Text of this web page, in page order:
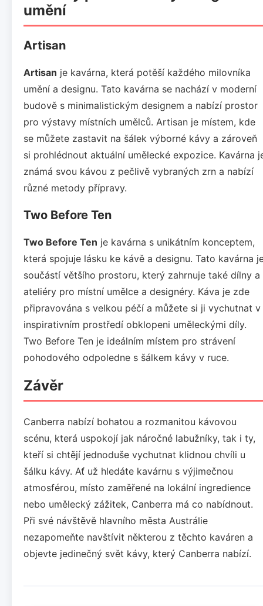
umění
Artisan
Artisan je kavárna, která potěší každého milovníka
umění a designu. Tato kavárna se nachází v moderní
budově s minimalistickým designem a nabízí prostor
pro výstavy místních umělců. Artisan je místem, kde
se můžete zastavit na šálek výborné kávy a zároveň
si prohlédnout aktuální umělecké expozice. Kavárna
známá svou kávou z pečlivě vybraných zrn a nabízí
různé metody přípravy.
Two Before Ten
Two Before Ten je kavárna s unikátním konceptem,
která spojuje lásku ke kávě a designu. Tato kavárna
součástí většího prostoru, který zahrnuje také dílny a
ateliéry pro místní umělce a designéry. Káva je zde
připravována s velkou péčí a můžete si ji vychutnat v
inspirativním prostředí obklopeni uměleckými díly.
Two Before Ten je ideálním místem pro strávení
pohodového odpoledne s šálkem kávy v ruce.
Závěr
Canberra nabízí bohatou a rozmanitou kávovou
scénu, která uspokojí jak náročné labužníky, tak i ty,
kteří si chtějí jednoduše vychutnat klidnou chvíli u
šálku kávy. Ať už hledáte kavárnu s výjimečnou
atmosférou, místo zaměřené na lokální ingredience
nebo umělecký zážitek, Canberra má co nabídnout.
Při své návštěvě hlavního města Austrálie
nezapomeňte navštívit některou z těchto kaváren a
objevte jedinečný svět kávy, který Canberra nabízí.